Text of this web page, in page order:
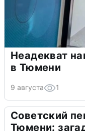
Неадекват
в Тюмени
9 августа 1
Советский
Тюмени: